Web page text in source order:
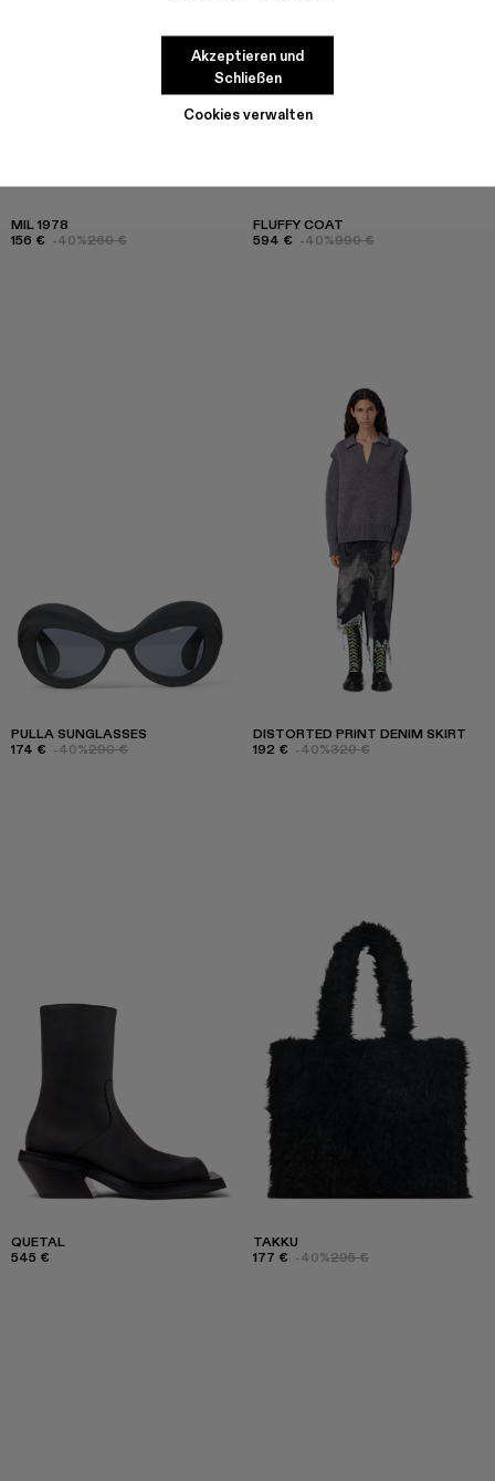
Cookies verwalten
Akzeptieren und
Schließen
MIL 1978
156 € -40%260 €
FLUFFY COAT
594 € -40%990 €
PULLA SUNGLASSES
174 € -40%290 €
DISTORTED PRINT DENIM SKIRT
192 € -40%320 €
QUETAL
545 €
TAKKU
177 € -40%295 €